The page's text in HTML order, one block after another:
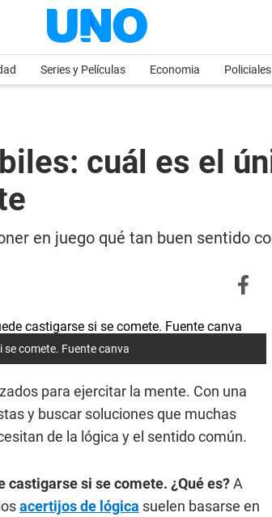
Series y Películas Economia Policiales
cuál es el
en juego qué tan buen sentido
comete. Fuente canva
para ejercitar la mente. Con una
y buscar soluciones que muchas
de la lógica y el sentido común.
castigarse si se comete. ¿Qué es?A
acertijos de lógica suelen basarse en